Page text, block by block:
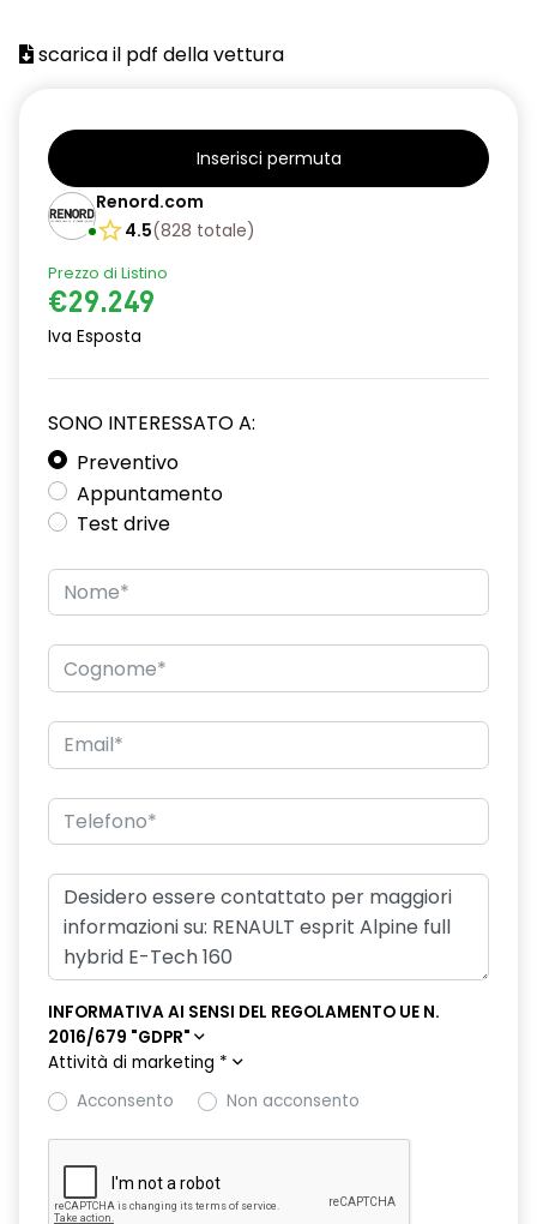
posteriori
alzacristalli anteriori elettrici impulsionali
alzacristalli posteriori elettrici impulsionali
assistenza alla partenza in salita
blind spot warning and rear detection with emergency lane
keeping assist
caricatore smartphone a induzione
climatizzatore automatico
commutazione automatica abbaglianti/ anabbaglianti
consolle centrale con vano portaoggetti + bracciolo
criterio active driver assist
design cerchi in lega da 18" diamantati "cosmic"
distance warning avviso distanza di sicurezza
eCall funzionalità soggetta a copertura di rete;
emergency lane keep assist assistenza d'emergenza al
mantenimento della corsia
fari full LED adaptative vision, con funzione fendinebbia
integrata
freno di stazionamento elettrico con funzione Auto-Hold
hands-free card per apertura/chiusura porte e avviamento
motore
intelligent speed assist assistenza al superamento dei limiti
di velocità
scarica il pdf della vettura
Inserisci permuta
Renord.com
4.5(828 totale)
Prezzo di Listino
€29.249
Iva Esposta
SONO INTERESSATO A:
Preventivo
Appuntamento
Test drive
INFORMATIVA AI SENSI DEL REGOLAMENTO UE N.
2016/679 "GDPR"
Attività di marketing *
Acconsento
Non acconsento